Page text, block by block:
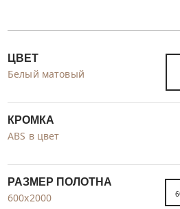
ЦВЕТ
Белый матовый
КРОМКА
ABS в цвет
РАЗМЕР ПОЛОТНА
600x2000